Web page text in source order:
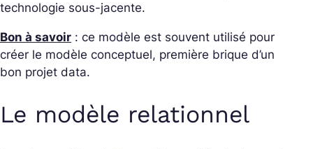
technologie sous-jacente.
Bon à savoir : ce modèle est souvent utilisé pour
créer le modèle conceptuel, première brique d’un
bon projet data.
Le modèle relationnel